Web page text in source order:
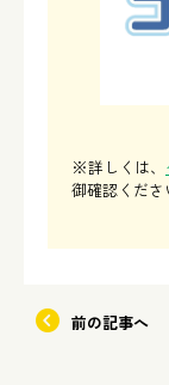
※詳しくは、
御確認くださ
前の記事へ